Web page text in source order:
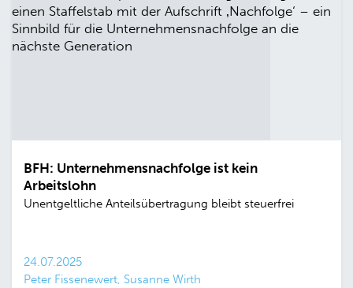
BFH: Unternehmensnachfolge ist kein
Arbeitslohn
Unentgeltliche Anteilsübertragung bleibt steuerfrei
24.07.2025
Peter Fissenewert, Susanne Wirth